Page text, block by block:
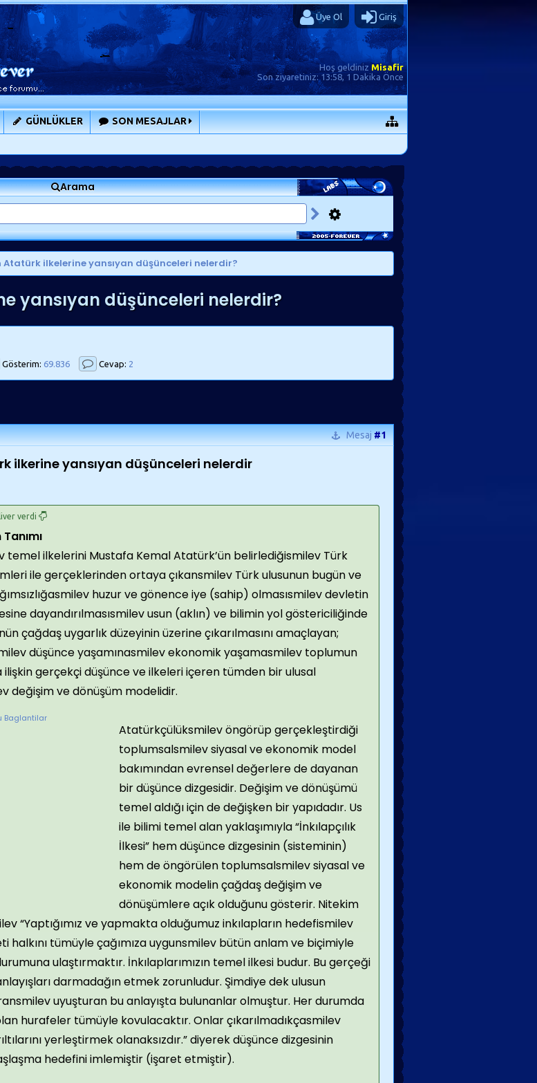
Üye Ol Giriş
Hoş geldiniz Misafir
Son ziyaretiniz:13:58, 1 Dakika Önce
GÜNLÜKLER SON MESAJLAR
Arama
ilkelerine yansıyan düşünceleri nelerdir?
yansıyan düşünceleri nelerdir?
Gösterim: 69.836 Cevap: 2
Mesaj#1
ilkerine yansıyan düşünceleri nelerdir
verdi
temel ilkelerini Mustafa Kemal Atatürk’ün belirlediğismilev Türk
ile gerçeklerinden ortaya çıkansmilev Türk ulusunun bugün ve
huzur ve gönence iye (sahip) olmasısmilev devletin
dayandırılmasısmilev usun (aklın) ve bilimin yol göstericiliğinde
çağdaş uygarlık düzeyinin üzerine çıkarılmasını amaçlayan;
düşünce yaşamınasmilev ekonomik yaşamasmilev toplumun
gerçekçi düşünce ve ilkeleri içeren tümden bir ulusal
değişim ve dönüşüm modelidir.
Baglantilar
Atatürkçülüksmilev öngörüp gerçekleştirdiği
toplumsalsmilev siyasal ve ekonomik model
bakımından evrensel değerlere de dayanan
bir düşünce dizgesidir. Değişim ve dönüşümü
temel aldığı için de değişken bir yapıdadır. Us
ile bilimi temel alan yaklaşımıyla “İnkılapçılık
İlkesi” hem düşünce dizgesinin (sisteminin)
hem de öngörülen toplumsalsmilev siyasal ve
ekonomik modelin çağdaş değişim ve
dönüşümlere açık olduğunu gösterir. Nitekim
“Yaptığımız ve yapmakta olduğumuz inkılapların hedefismilev
halkını tümüyle çağımıza uygunsmilev bütün anlam ve biçimiyle
ulaştırmaktır. İnkılaplarımızın temel ilkesi budur. Bu gerçeği
darmadağın etmek zorunludur. Şimdiye dek ulusun
uyuşturan bu anlayışta bulunanlar olmuştur. Her durumda
hurafeler tümüyle kovulacaktır. Onlar çıkarılmadıkçasmilev
yerleştirmek olanaksızdır.” diyerek düşünce dizgesinin
hedefini imlemiştir (işaret etmiştir).